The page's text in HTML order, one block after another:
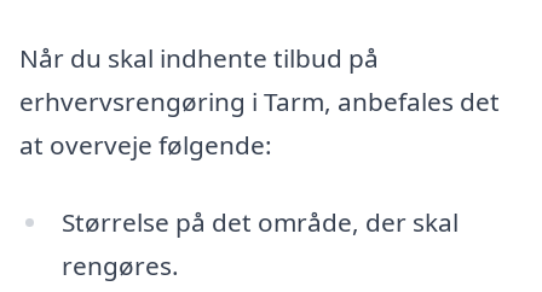
Når du skal indhente tilbud på
erhvervsrengøring i Tarm, anbefales det
at overveje følgende:
Størrelse på det område, der skal
rengøres.